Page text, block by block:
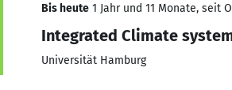
Bis heute 1 Jahr und 11 Monate, seit
Integrated Climate
Universität Hamburg